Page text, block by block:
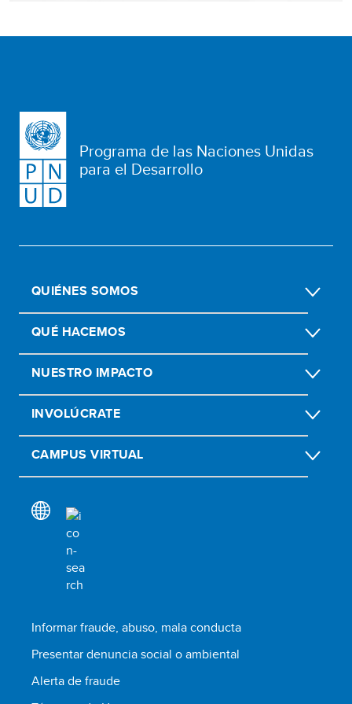
Programa de las Naciones Unidas
para el Desarrollo
QUIÉNES SOMOS
QUÉ HACEMOS
NUESTRO IMPACTO
INVOLÚCRATE
CAMPUS VIRTUAL
Informar fraude, abuso, mala conducta
Presentar denuncia social o ambiental
Alerta de fraude